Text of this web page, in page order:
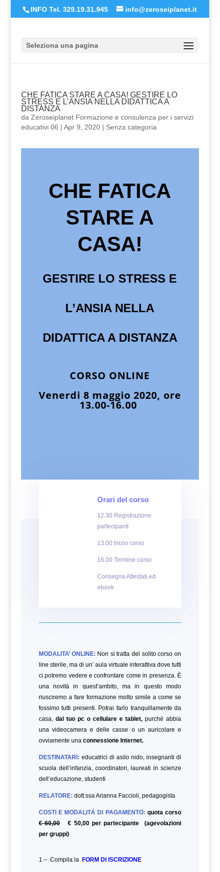
INFO Tel. 329.19.31.945 info@zeroseiplanet.it
Seleziona una pagina
CHE FATICA STARE A CASA! GESTIRE LO
STRESS E L’ANSIA NELLA DIDATTICA A
DISTANZA
da Zeroseiplanet Formazione e consulenza per i servizi
educativi 06 | Apr 9, 2020| Senza categoria
CHE FATICA
STARE A
CASA!
GESTIRE LO STRESS E
L’ANSIA NELLA
DIDATTICA A DISTANZA
CORSO ONLINE
Venerdi 8 maggio 2020, ore
13.00-16.00
Orari del corso
12.30 Registrazione
partecipanti
13.00 Inizio corso
16.00 Termine corso
Consegna Attestati ed
ebook
MODALITA’ ONLINE: Non si tratta del solito corso on
line sterile, ma di un’ aula virtuale interattiva dove tutti
ci potremo vedere e confrontare come in presenza. È
una novità in quest’ambito, ma in questo modo
riusciremo a fare formazione molto simile a come se
fossimo tutti presenti. Potrai farlo tranquillamente da
casa, dal tuo pc o cellulare e tablet, purché abbia
una videocamera e delle casse o un auricolare e
ovviamente una connessione Internet.
DESTINATARI: educatrici di asilo nido, insegnanti di
scuola dell’infanzia, coordinatori, laureati in scienze
dell’educazione, studenti
RELATORE: dott.ssa Arianna Faccioli, pedagogista
COSTI E MODALITÁ DI PAGAMENTO: quota corso
€ 60,00€ 50,00 per partecipante (agevolazioni
per gruppi)
1 – Compila la FORM DI ISCRIZIONE